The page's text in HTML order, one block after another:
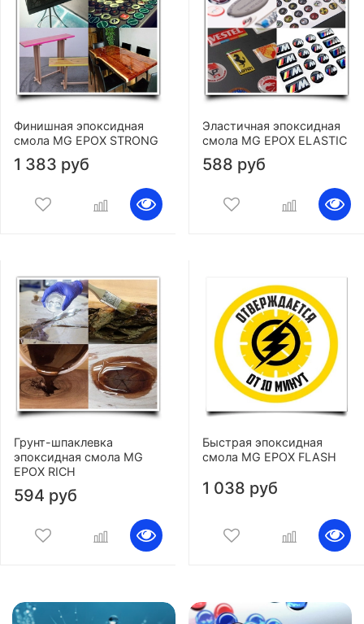
Финишная эпоксидная
смола MG EPOX STRONG
1 383 руб
Эластичная эпоксидная
смола MG EPOX ELASTIC
588 руб
Грунт-шпаклевка
эпоксидная смола MG
EPOX RICH
594 руб
Быстрая эпоксидная
смола MG EPOX FLASH
1 038 руб